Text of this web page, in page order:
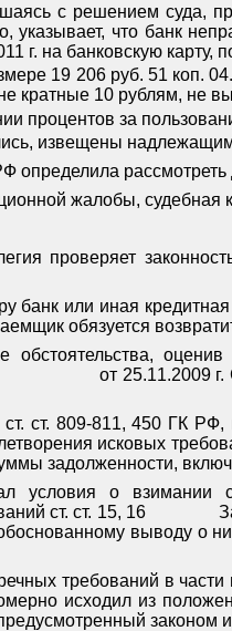
с решением суда,
указывает, что банк
г. на банковскую карту,
19 206 руб. 51 коп.
кратные 10 рублям, не
процентов за
извещены
определила
жалобы, судебная
проверяет
банк или иная
обязуется
от 25.11.2009
ст. 809-811, 450 ГК
исковых
задолженности,
условия о взимании
ст. ст. 15, 16
выводу о
требований в
исходил из